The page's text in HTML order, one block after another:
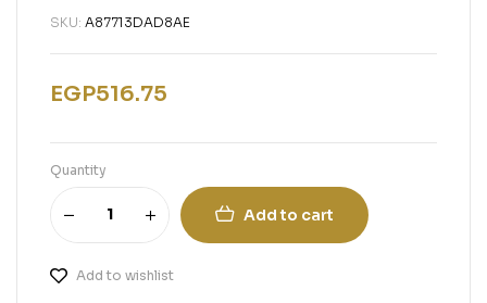
SKU: A87713DAD8AE
EGP516.75
Quantity
Add to cart
Add to wishlist